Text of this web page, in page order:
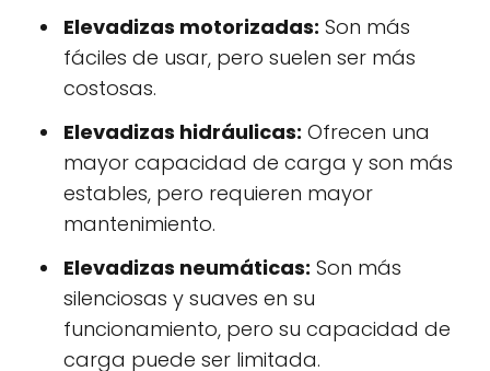
Elevadizas motorizadas: Son más
fáciles de usar, pero suelen ser más
costosas.
Elevadizas hidráulicas: Ofrecen una
mayor capacidad de carga y son más
estables, pero requieren mayor
mantenimiento.
Elevadizas neumáticas: Son más
silenciosas y suaves en su
funcionamiento, pero su capacidad de
carga puede ser limitada.